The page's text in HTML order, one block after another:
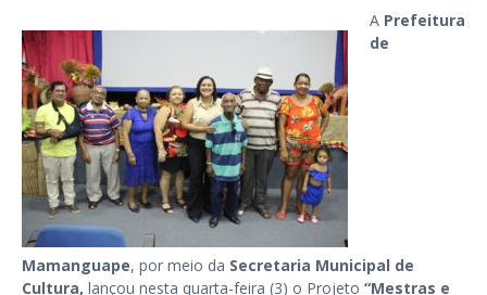
A Prefeitura
de
Mamanguape, por meio da Secretaria Municipal de
Cultura, lançou nesta quarta-feira (3) o Projeto “Mestras e